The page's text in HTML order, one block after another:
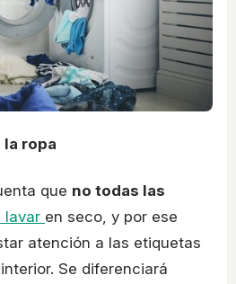
la ropa
que no todas las
lavar en seco, y por ese
atención a las etiquetas
Se diferenciará